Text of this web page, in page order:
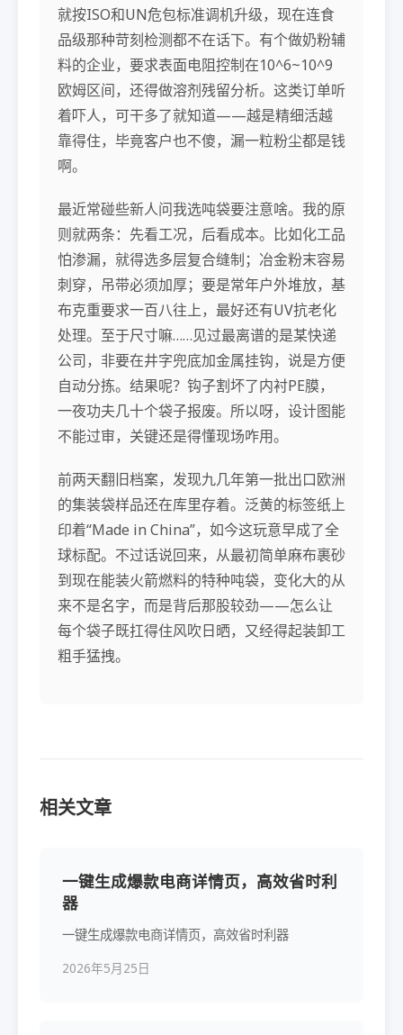
就按ISO和UN危包标准调机升级，现在连食
品级那种苛刻检测都不在话下。有个做奶粉辅
料的企业，要求表面电阻控制在10^6~10^9
欧姆区间，还得做溶剂残留分析。这类订单听
着吓人，可干多了就知道——越是精细活越
靠得住，毕竟客户也不傻，漏一粒粉尘都是钱
啊。
最近常碰些新人问我选吨袋要注意啥。我的原
则就两条：先看工况，后看成本。比如化工品
怕渗漏，就得选多层复合缝制；冶金粉末容易
刺穿，吊带必须加厚；要是常年户外堆放，基
布克重要求一百八往上，最好还有UV抗老化
处理。至于尺寸嘛……见过最离谱的是某快递
公司，非要在井字兜底加金属挂钩，说是方便
自动分拣。结果呢？钩子割坏了内衬PE膜，
一夜功夫几十个袋子报废。所以呀，设计图能
不能过审，关键还是得懂现场咋用。
前两天翻旧档案，发现九几年第一批出口欧洲
的集装袋样品还在库里存着。泛黄的标签纸上
印着“Made in China”，如今这玩意早成了全
球标配。不过话说回来，从最初简单麻布裹砂
到现在能装火箭燃料的特种吨袋，变化大的从
来不是名字，而是背后那股较劲——怎么让
每个袋子既扛得住风吹日晒，又经得起装卸工
粗手猛拽。
相关文章
一键生成爆款电商详情页，高效省时利
器
一键生成爆款电商详情页，高效省时利器
2026年5月25日